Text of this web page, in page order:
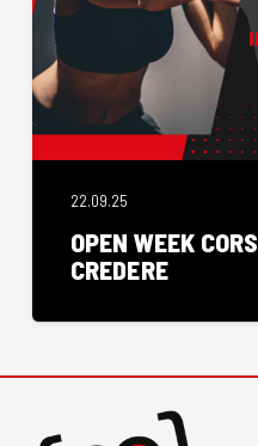
22.09.25
OPEN WEEK
CREDERE